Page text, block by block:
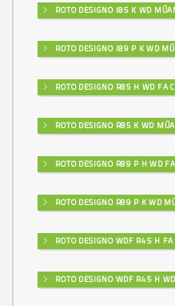
ROTO DESIGNO I85 K WD
ROTO DESIGNO I89 P K WD
ROTO DESIGNO R85 H WD FA
ROTO DESIGNO R85 K WD
ROTO DESIGNO R89 P H WD
ROTO DESIGNO R89 P K WD
ROTO DESIGNO WDF R45 H
ROTO DESIGNO WDF R45 H